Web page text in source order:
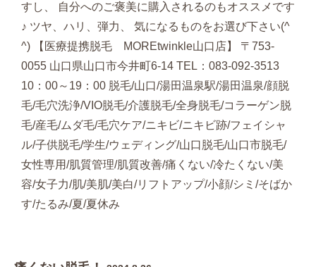
すし、 自分へのご褒美に購入されるのもオススメです
♪ ツヤ、ハリ、弾力、 気になるものをお選び下さい(^
^) 【医療提携脱毛 MOREtwinkle山口店】 〒753-
0055 山口県山口市今井町6-14 TEL：083-092-3513
10：00～19：00 脱毛/山口/湯田温泉駅/湯田温泉/顔脱
毛/毛穴洗浄/VIO脱毛/介護脱毛/全身脱毛/コラーゲン脱
毛/産毛/ムダ毛/毛穴ケア/ニキビ/ニキビ跡/フェイシャ
ル/子供脱毛/学生/ウェディング/山口脱毛/山口市脱毛/
女性専用/肌質管理/肌質改善/痛くない/冷たくない/美
容/女子力/肌/美肌/美白/リフトアップ/小顔/シミ/そばか
す/たるみ/夏/夏休み